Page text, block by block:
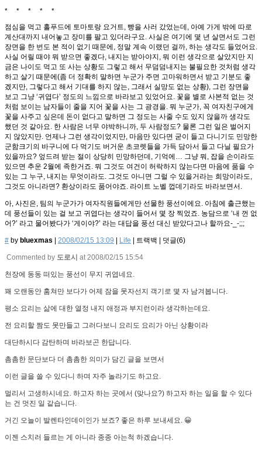
* * * * *
점심을 먹고 홀푸드에 토마토랑 요거트, 빵을 사러 갔었는데, 아예 가게 밖에 따로
계산대까지 내어놓고 장미를 팔고 있더라구요. 사실은 여기에 몇 년 살면서도 그런
장면을 한 번도 본 적이 없기 때문에, 정말 계속 이랬던 걸까, 하는 생각도 들었어요.
사실 어릴 때야 뭐 받으면 좋겠다, 내지는 받아야지, 뭐 이런 생각으로 살았지만 지
금은 나이도 먹고 또 사는 상황도 그렇고 해서 무덤덤내지는 불필요한 것처럼 생각
하고 살기 때문에(좀 더 정확히 말하면 누군가 주면 고마워하면서 받고 기분도 좋
겠지만, 그렇다고 해서 기대를 하지 않는, 그래서 실망도 없는 상황), 그런 장면을
보고 그냥 ‘귀엽다’ 정도의 느낌으로 바라보고 있었어요. 꽃을 별로 사본적 없는 것
처럼 보이는 남자들이 줄을 지어 꽃을 사는 그 광경을. 뭐 누군가, 꼭 여자친구에게
꽃을 사주고 싶은데 돈이 없다고 말하면 그 정도는 사줄 수도 있지 않을까 생각도
했던 것 같아요. 한 사람은 너무 야박하니까, 두 사람정도? 물론 그런 일은 벌어지
지 않았지만. 언제나 그런 생각이었지만, 마음만 있다면 굳이 들고 다니기도 민망한
군함크기의 바구니에 다 먹기도 버거운 초코렛들을 가득 담아서 들고 다닐 필요가
있을까요? 엎드려 받는 절이 상당히 민망하던데, 기억에… 그냥 뭐, 잡을 손이라도
있으면 추운 2월에 족한거죠. 뭐 그것도 여건이 허락하지 않는다면 마음에 품을 수
있는 그 누구, 내지는 무엇이라도. 그것도 아니면 그럴 수 있을거라는 희망이라도,
그것도 아니라면? 환상이라도 품어야죠. 라이트 노벨 껍데기라도 바라보면서.
아, 사진은, 팀의 누군가가 여자직원들에게만 선물한 풍선이에요. 아침에 출근했는
데 풍선들이 있는 걸 보고 귀엽다는 생각이 들어서 몇 장 찍었죠. 농담으로 ‘내 껀 없
어?’ 라고 물어봤다가 ‘게이야?’ 라는 대답을 풍선 대신 받았다고나 할까요-_-;;;
# by bluexmas 2008/02/15 13:09 Life 트랙백 덧글(6)
Commented by 도로시 at 2008/02/15 15:54
천장에 동동 떠있는 풍선이 무지 귀엽네요.
꽤 오랜동안 훔쳐만 보다가 어제 잠을 못자선지 객기로 몇 자 남겨봅니다.
평소 요리는 삶에 대한 열정 내지 애정과 부지런이라 생각하는데요.
전 요리할 짬도 못만들고 그러다보니 요리도 요리가 아닌 상황이라
대단하시다 감탄하며 바라보곤 한답니다.
촘촘한 문단보다 더 촘촘한 의미가 담긴 글을 보면서
이런 글을 쓸 수 있다니 하며 자주 놀라기도 하고요.
멀리서 고생하시네요. 하고자 하는 곳에서 (맞나요?) 하고자 하는 일을 할 수 있다
는 건 멋진 일 같습니다.
거긴 오늘이 발렌타인데이인가 보죠? 좋은 하루 보내세요. 😀
이젠 스치러 들르는 게 아니라 종종 아는척 하겠습니다.